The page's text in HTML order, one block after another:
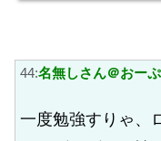
44:名無しさん＠おー
一度勉強すりゃ、